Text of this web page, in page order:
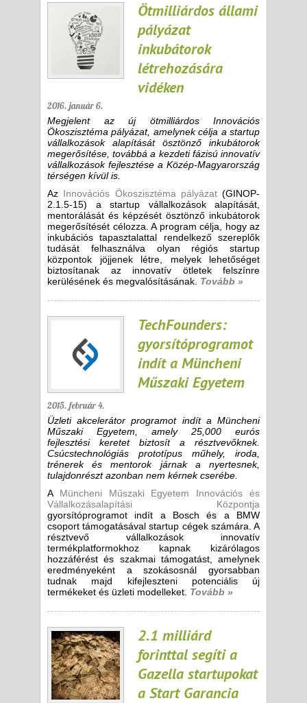
Ötmilliárdos állami
pályázat
inkubátorok
létrehozására
vidéken
2016. január 6.
Megjelent az új ötmilliárdos Innovációs
Ökoszisztéma pályázat, amelynek célja a startup
vállalkozások alapítását ösztönző inkubátorok
megerősítése, továbbá a kezdeti fázisú innovatív
vállalkozások fejlesztése a Közép-Magyarország
térségen kívül is.
Az Innovációs Ökoszisztéma pályázat(GINOP-
2.1.5-15) a startup vállalkozások alapítását,
mentorálását és képzését ösztönző inkubátorok
megerősítését célozza. A program célja, hogy az
inkubációs tapasztalattal rendelkező szereplők
tudását felhasználva olyan régiós startup
központok jöjjenek létre, melyek lehetőséget
biztosítanak az innovatív ötletek felszínre
kerülésének és megvalósításának. Tovább »
TechFounders:
gyorsítóprogramot
indít a Müncheni
Műszaki Egyetem
2015. február 4.
Üzleti akcelerátor programot indít a Müncheni
Műszaki Egyetem, amely 25,000 eurós
fejlesztési keretet biztosít a résztvevőknek.
Csúcstechnológiás prototípus műhely, iroda,
trénerek és mentorok járnak a nyertesnek,
tulajdonrészt azonban nem kérnek cserébe.
A Müncheni Műszaki Egyetem Innovációs és
Vállalkozásalapítási Központja
gyorsítóprogramot indít a Bosch és a BMW
csoport támogatásával startup cégek számára. A
résztvevő vállalkozások innovatív
termékplatformokhoz kapnak kizárólagos
hozzáférést és szakmai támogatást, amelynek
eredményeként a szokásosnál gyorsabban
tudnak majd kifejleszteni potenciális új
termékeket és üzleti modelleket. Tovább »
2.1 milliárd
forinttal segíti a
Gazella startupokat
a Start Garancia